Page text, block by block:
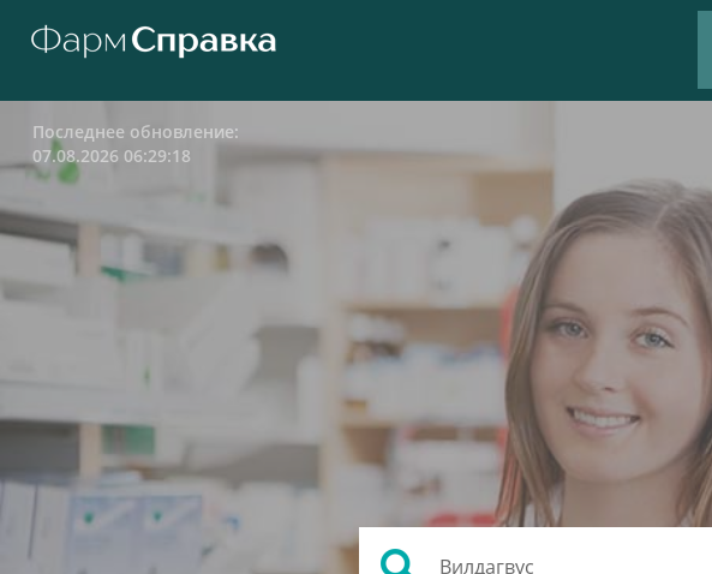
Последнее обновление:
07.08.2026 06:29:18